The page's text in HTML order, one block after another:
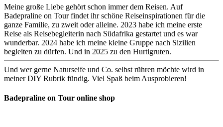
Meine große Liebe gehört schon immer dem Reisen. Auf
Badepraline on Tour findet ihr schöne Reiseinspirationen für die
ganze Familie, zu zweit oder alleine. 2023 habe ich meine erste
Reise als Reisebegleiterin nach Südafrika gestartet und es war
wunderbar. 2024 habe ich meine kleine Gruppe nach Sizilien
begleiten zu dürfen. Und in 2025 zu den Hurtigruten.
Und wer gerne Naturseife und Co. selbst rühren möchte wird in
meiner DIY Rubrik fündig. Viel Spaß beim Ausprobieren!
Badepraline on Tour online shop